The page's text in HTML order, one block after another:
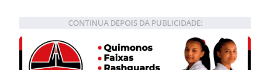
CONTINUA DEPOIS DA PUBLICIDADE: